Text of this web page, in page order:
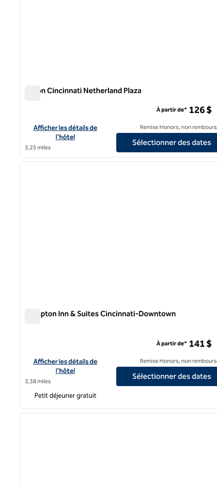
Hilton Cincinnati Netherland Plaza
Afficher les détails de l'hôtel Hilton Cincinnati Netherland
Afficher les détails de
l'hôtel
3,25 miles
À partir de* 126 $
Remise Honors, non
Sélectionner des dates
1
1 sur 12
Hampton Inn & Suites Cincinnati-Downtown
Afficher les détails de l'hôtel Hampton Inn & Suites
Afficher les détails de
l'hôtel
3,38 miles
À partir de* 141 $
Remise Honors, non
Sélectionner des dates
Petit déjeuner gratuit
1 sur 11